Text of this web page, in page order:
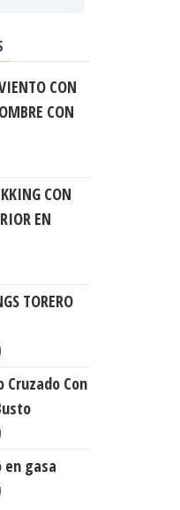
CON
CON
CON
EN
TORERO
Rango
de
precios:
desde
hasta
$7.900
Cruzado Con
Rango
precios:
en gasa
Rango